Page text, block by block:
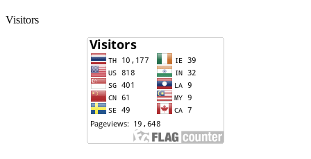
Visitors